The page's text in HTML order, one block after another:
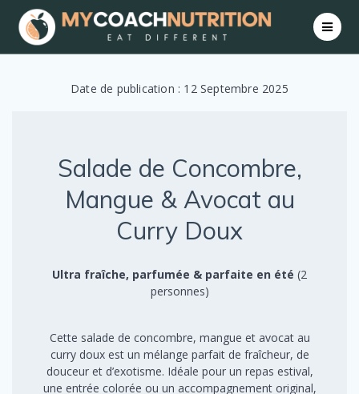
to
content
Date de publication : 12 Septembre 2025
Salade de Concombre,
Mangue & Avocat au
Curry Doux
Ultra fraîche, parfumée & parfaite en été (2
personnes)
Cette salade de concombre, mangue et avocat au
curry doux est un mélange parfait de fraîcheur, de
douceur et d’exotisme. Idéale pour un repas estival,
une entrée colorée ou un accompagnement original,